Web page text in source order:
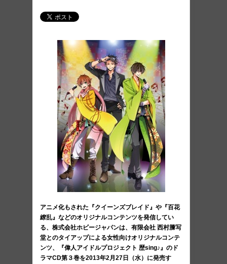
アニメ化もされた『クイーンズブレイド』や『百花
繚乱』などのオリジナルコンテンツを発信してい
る、株式会社ホビージャパンは、有限会社 西村謄写
堂とのタイアップによる女性向けオリジナルコンテ
ンツ、『偉人アイドルプロジェクト 歴sing♪』のド
ラマCD第３巻を2013年2月27日（水）に発売す